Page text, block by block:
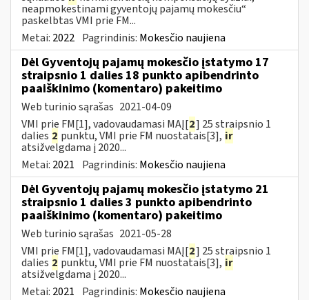
neapmokestinami gyventojų pajamų mokesčiu“
paskelbtas VMI prie FM...
Metai: 2022 Pagrindinis: Mokesčio naujiena
Dėl Gyventojų pajamų mokesčio įstatymo 17
straipsnio 1 dalies 18 punkto apibendrinto
paaiškinimo (komentaro) pakeitimo
Web turinio sąrašas 2021-04-09
VMI prie FM[1], vadovaudamasi MAĮ[2] 25 straipsnio 1
dalies 2 punktu, VMI prie FM nuostatais[3], ir
atsižvelgdama į 2020...
Metai: 2021 Pagrindinis: Mokesčio naujiena
Dėl Gyventojų pajamų mokesčio įstatymo 21
straipsnio 1 dalies 3 punkto apibendrinto
paaiškinimo (komentaro) pakeitimo
Web turinio sąrašas 2021-05-28
VMI prie FM[1], vadovaudamasi MAĮ[2] 25 straipsnio 1
dalies 2 punktu, VMI prie FM nuostatais[3], ir
atsižvelgdama į 2020...
Metai: 2021 Pagrindinis: Mokesčio naujiena